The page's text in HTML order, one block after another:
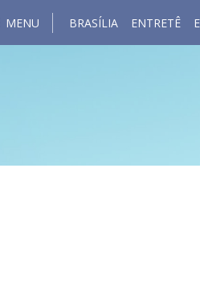
MENU BRASÍLIA ENTRETÊ